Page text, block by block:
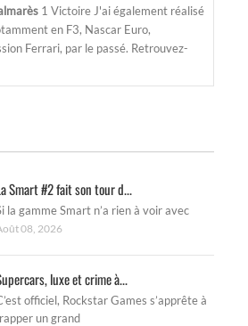
1 Victoire J'ai également réalisé
en F3, Nascar Euro,
Ferrari, par le passé. Retrouvez-
Smart #2 fait son tour d...
la gamme Smart n’a rien à voir avec
08, 2026
luxe et crime à...
officiel, Rockstar Games s’apprête à
un grand